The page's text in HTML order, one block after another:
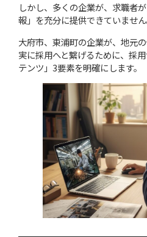
しかし、多くの企業が、求職者
報」を充分に提供できていません
大府市、東浦町の企業が、地元
実に採用へと繋げるために、採
テンツ」3要素を明確にします。